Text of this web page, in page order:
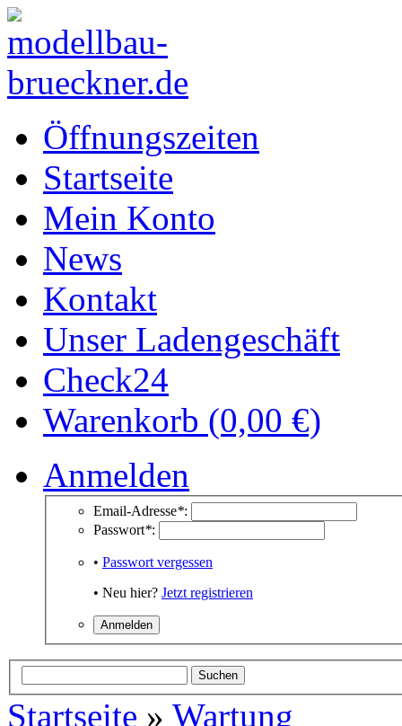
Öffnungszeiten
Startseite
Mein Konto
News
Kontakt
Unser Ladengeschäft
Check24
Warenkorb (0,00 €)
Anmelden
Email-Adresse*:
Passwort*:
• Passwort vergessen
• Neu hier? Jetzt registrieren
Startseite » Wartung